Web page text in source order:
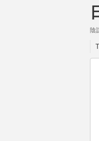
陰